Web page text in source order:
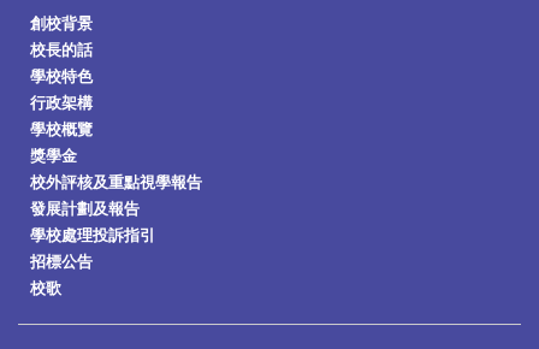
創校背景
校長的話
學校特色
行政架構
學校概覽
獎學金
校外評核及重點視學報告
發展計劃及報告
學校處理投訴指引
招標公告
校歌